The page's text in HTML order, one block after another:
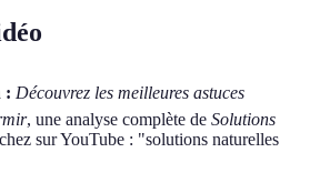
: Découvrez les meilleures astuces
, une analyse complète de Solutions
sur YouTube : "solutions naturelles